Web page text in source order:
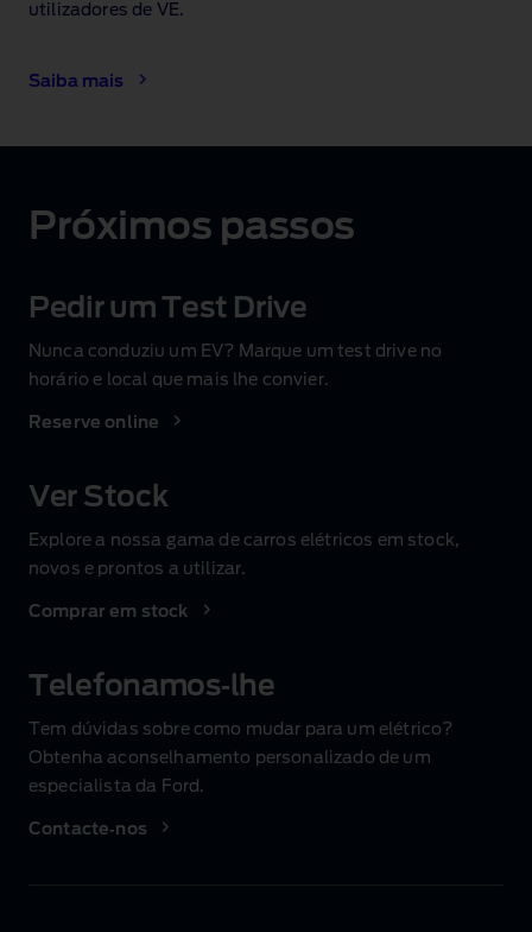
utilizadores de VE.
Saiba mais
Próximos passos
Pedir um Test Drive
Nunca conduziu um EV? Marque um test drive no
horário e local que mais lhe convier.
Reserve online
Ver Stock
Explore a nossa gama de carros elétricos em stock,
novos e prontos a utilizar.
Comprar em stock
Telefonamos‑lhe
Tem dúvidas sobre como mudar para um elétrico?
Obtenha aconselhamento personalizado de um
especialista da Ford.
Contacte‑nos